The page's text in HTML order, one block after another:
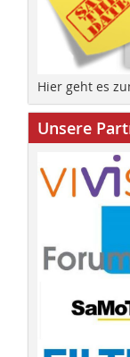
Hier geht es
Unsere